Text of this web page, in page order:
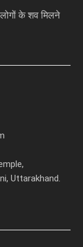
के शव मिलने
Uttarakhand.